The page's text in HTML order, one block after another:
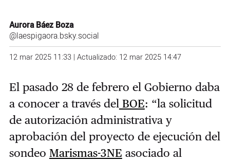
Aurora Báez Boza
@laespigaora.bsky.social
12 mar 2025 11:33 | Actualizado: 12 mar 2025 14:47
El pasado 28 de febrero el Gobierno daba
a conocer a través del BOE: “la solicitud
de autorización administrativa y
aprobación del proyecto de ejecución del
sondeo Marismas-3NE asociado al